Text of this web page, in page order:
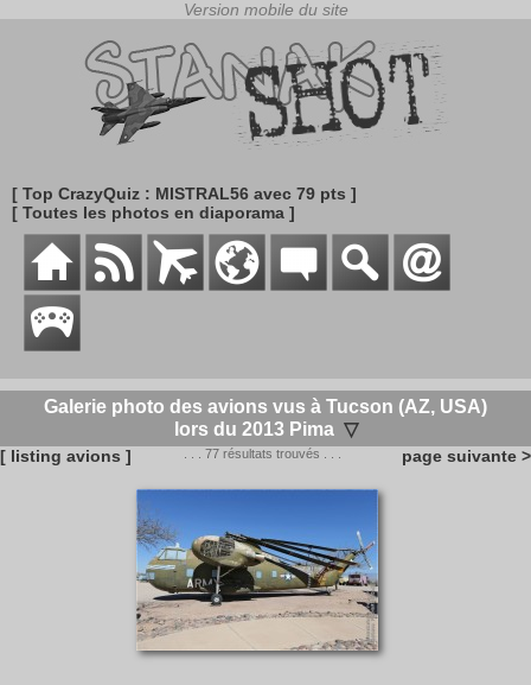
[ Top CrazyQuiz : MISTRAL56 avec 79 pts ]
[ Toutes les photos en diaporama ]
Galerie photo des avions vus à Tucson (AZ, USA)
lors du 2013 Pima▽
[ listing avions ] . . . 77 résultats trouvés . . . page suivante >